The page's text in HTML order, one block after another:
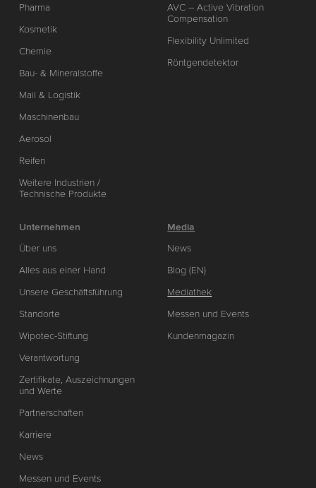
Pharma
Kosmetik
Chemie
Bau- & Mineralstoffe
Mail & Logistik
Maschinenbau
Aerosol
Reifen
Weitere Industrien /
Technische Produkte
AVC – Active Vibration
Compensation
Flexibility Unlimited
Röntgendetektor
Unternehmen
Über uns
Alles aus einer Hand
Unsere Geschäftsführung
Standorte
Wipotec-Stiftung
Verantwortung
Zertifikate, Auszeichnungen
und Werte
Partnerschaften
Karriere
News
Messen und Events
Media
News
Blog (EN)
Mediathek
Messen und Events
Kundenmagazin